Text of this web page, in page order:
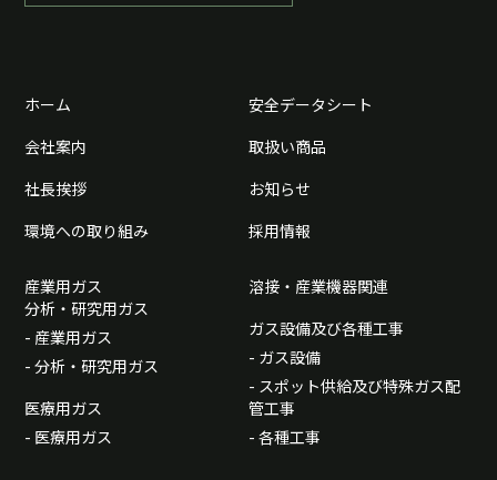
ホーム
会社案内
社長挨拶
環境への取り組み
安全データシート
取扱い商品
お知らせ
採用情報
産業用ガス
分析・研究用ガス
- 産業用ガス
- 分析・研究用ガス
医療用ガス
- 医療用ガス
溶接・産業機器関連
ガス設備及び各種工事
- ガス設備
- スポット供給及び特殊ガス配
管工事
- 各種工事